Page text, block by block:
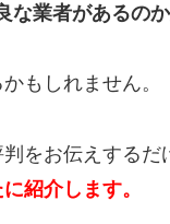
業者があるのか
もしれません。
をお伝えするだ
紹介します。